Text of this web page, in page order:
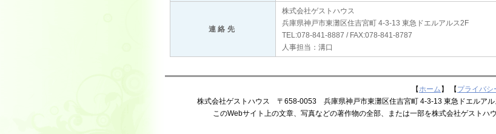
連絡先
株式会社ゲストハウス
兵庫県神戸市東灘区住吉宮町 4-3-13 東急ドエルアルス2F
TEL:078-841-8887 / FAX:078-841-8787
人事担当：溝口
【ホーム 】 【 プライバシ
株式会社ゲストハウス 〒658-0053 兵庫県神戸市東灘区住吉宮町 4-3-13 東急ドエル
このWebサイト上の文章、写真などの著作物の全部、または一部を株式会社ゲストハ